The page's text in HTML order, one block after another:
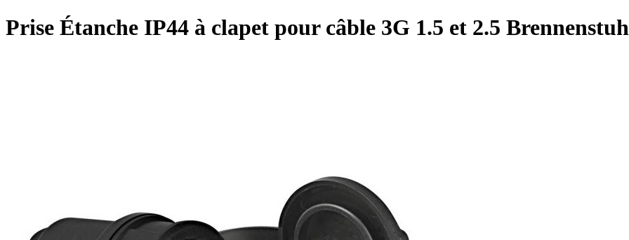
Prise Étanche IP44 à clapet pour câble 3G 1.5 et 2.5